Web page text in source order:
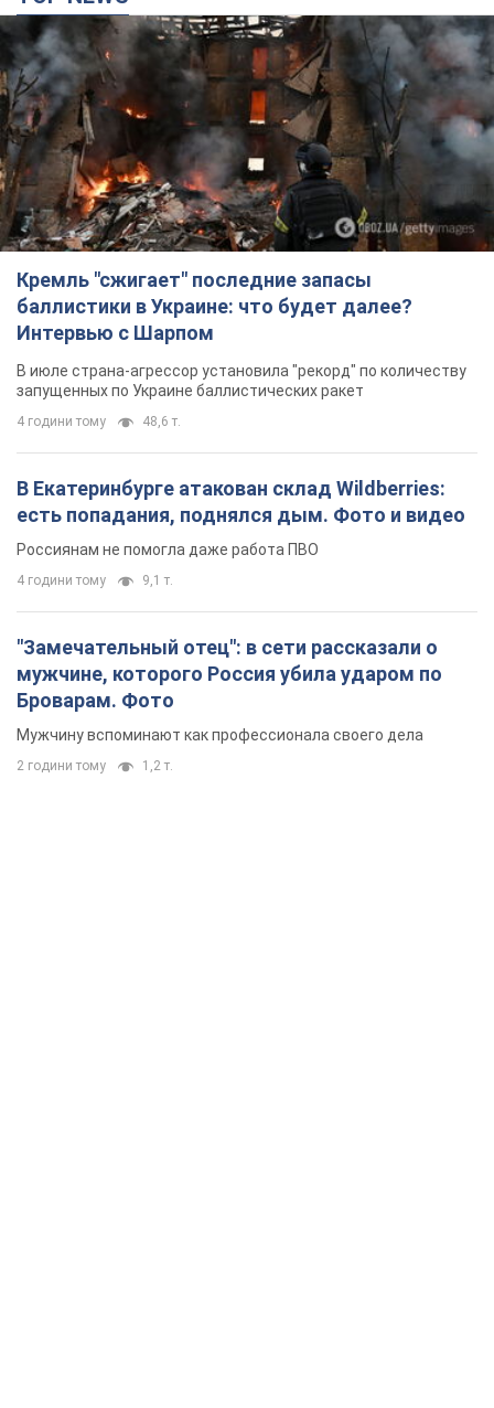
Кремль "сжигает" последние запасы
баллистики в Украине: что будет далее?
Интервью с Шарпом
В июле страна-агрессор установила "рекорд" по количеству
запущенных по Украине баллистических ракет
4 години тому 48,6 т.
В Екатеринбурге атакован склад Wildberries:
есть попадания, поднялся дым. Фото и видео
Россиянам не помогла даже работа ПВО
4 години тому 9,1 т.
"Замечательный отец": в сети рассказали о
мужчине, которого Россия убила ударом по
Броварам. Фото
Мужчину вспоминают как профессионала своего дела
2 години тому 1,2 т.